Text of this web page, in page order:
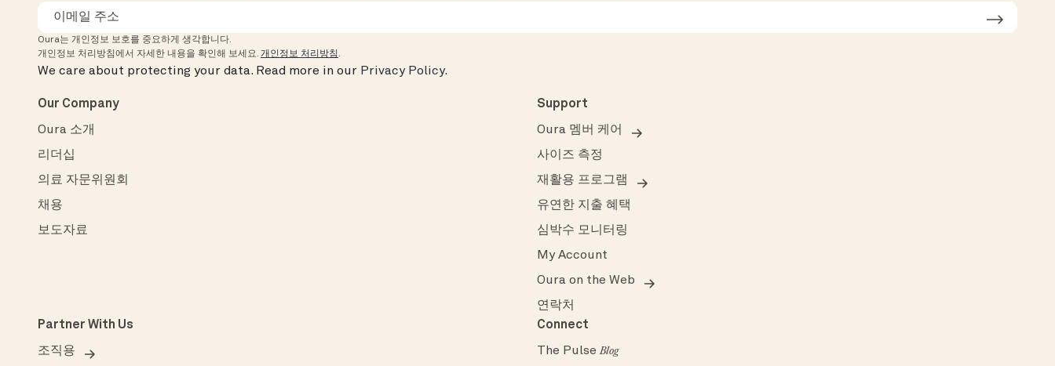
Oura는 개인정보 보호를 중요하게 생각합니다.
개인정보 처리방침에서 자세한 내용을 확인해 보세요. 개인정보 처리방침 .
We care about protecting your data. Read more in our Privacy Policy.
Our Company
Oura 소개
리더십
의료 자문위원회
채용
보도자료
Support
Oura 멤버 케어
사이즈 측정
재활용 프로그램
유연한 지출 혜택
심박수 모니터링
My Account
Oura on the Web
연락처
Partner With Us
조직용
Connect
The PulseBlog